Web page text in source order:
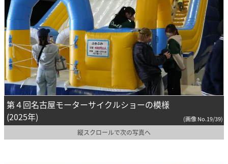
第４回名古屋モーターサイクルショーの模様
(2025年)
(画像 No.19/39)
縦スクロールで次の写真へ